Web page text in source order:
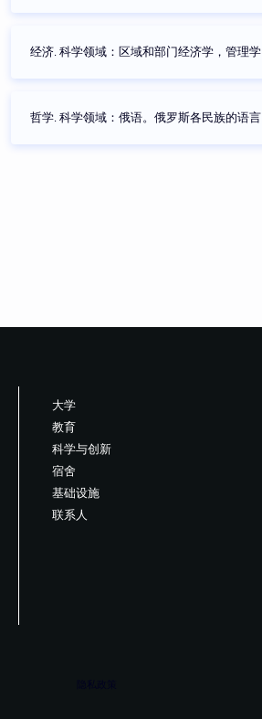
经济. 科学领域：区域和部门经济学，管理学
哲学. 科学领域：俄语。俄罗斯各民族的语言
大学
教育
科学与创新
宿舍
基础设施
联系人